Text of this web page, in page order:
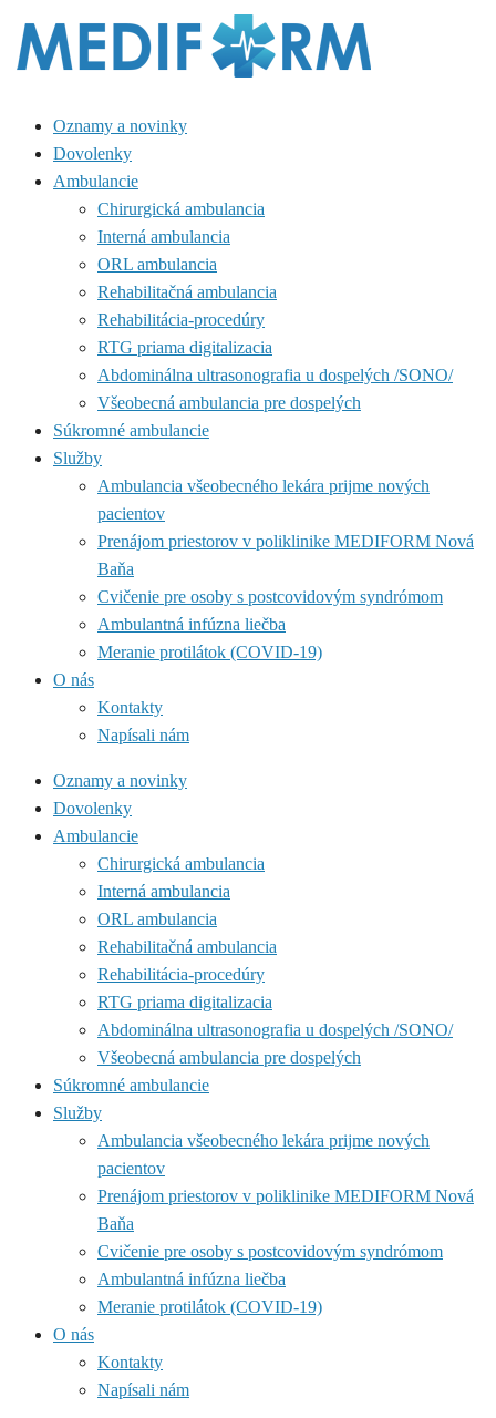
Oznamy a novinky
Dovolenky
Ambulancie
Chirurgická ambulancia
Interná ambulancia
ORL ambulancia
Rehabilitačná ambulancia
Rehabilitácia-procedúry
RTG priama digitalizacia
Abdominálna ultrasonografia u dospelých /SONO/
Všeobecná ambulancia pre dospelých
Súkromné ambulancie
Služby
Ambulancia všeobecného lekára prijme nových
pacientov
Prenájom priestorov v poliklinike MEDIFORM Nová
Baňa
Cvičenie pre osoby s postcovidovým syndrómom
Ambulantná infúzna liečba
Meranie protilátok (COVID-19)
O nás
Kontakty
Napísali nám
Oznamy a novinky
Dovolenky
Ambulancie
Chirurgická ambulancia
Interná ambulancia
ORL ambulancia
Rehabilitačná ambulancia
Rehabilitácia-procedúry
RTG priama digitalizacia
Abdominálna ultrasonografia u dospelých /SONO/
Všeobecná ambulancia pre dospelých
Súkromné ambulancie
Služby
Ambulancia všeobecného lekára prijme nových
pacientov
Prenájom priestorov v poliklinike MEDIFORM Nová
Baňa
Cvičenie pre osoby s postcovidovým syndrómom
Ambulantná infúzna liečba
Meranie protilátok (COVID-19)
O nás
Kontakty
Napísali nám